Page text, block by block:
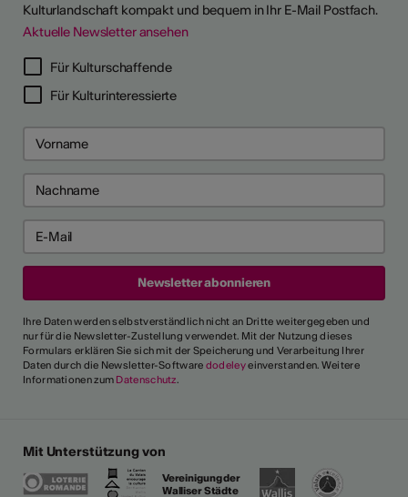
Kulturlandschaft kompakt und bequem in Ihr E-Mail Postfach.
Aktuelle Newsletter ansehen
Für Kulturschaffende
Für Kulturinteressierte
Ihre Daten werden selbstverständlich nicht an Dritte weitergegeben und
nur für die Newsletter-Zustellung verwendet. Mit der Nutzung dieses
Formulars erklären Sie sich mit der Speicherung und Verarbeitung Ihrer
Daten durch die Newsletter-Software dodeleyeinverstanden. Weitere
Informationen zum Datenschutz.
Mit Unterstützung von
Vereinigung der
Walliser Städte